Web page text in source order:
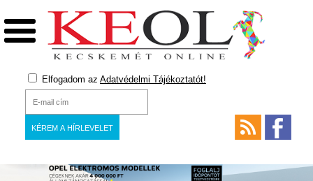
Elfogadom az Adatvédelmi Tájékoztatót!